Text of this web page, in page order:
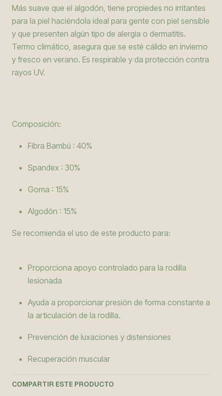
Más suave que el algodón, tiene propiedes no irritantes
para la piel haciéndola ideal para gente con piel sensible
y que presenten algún tipo de alergia o dermatitis.
Termo climático, asegura que se esté cálido en invierno
y fresco en verano. Es respirable y da protección contra
rayos UV.
Composición:
Fibra Bambú : 40%
Spandex : 30%
Goma : 15%
Algodón : 15%
Se recomienda el uso de este producto para:
Proporciona apoyo controlado para la rodilla
lesionada
Ayuda a proporcionar presión de forma constante a
la articulación de la rodilla.
Prevención de luxaciones y distensiones
Recuperación muscular
COMPARTIR ESTE PRODUCTO